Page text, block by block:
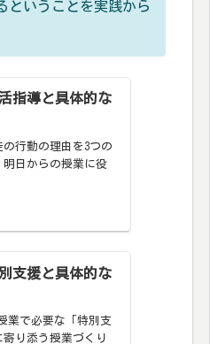
ということを実践から
指導と具体的な
行動の理由を3つの
日からの授業に役
支援と具体的な
業で必要な「特別支
り添う授業づくり